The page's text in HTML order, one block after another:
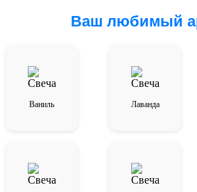
Ваш любимый
Ваниль Лаванда